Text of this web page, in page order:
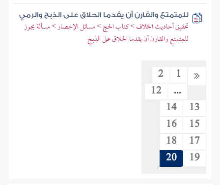
للمتمتع والقارن أن يقدما الحلاق على الذبح والرمي
تحقيق أحاديث الخلاف > كتاب الحج > مسائل الإحصار > مسألة يجوز
للمتمتع والقارن أن يقدما الحلاق على الذبح
1
2
...
12
13
14
15
16
17
18
19
20